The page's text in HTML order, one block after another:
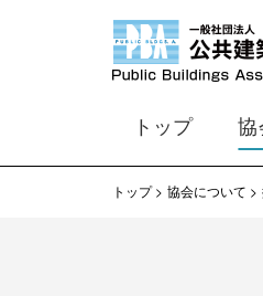
トップ 協
トップ 協会について